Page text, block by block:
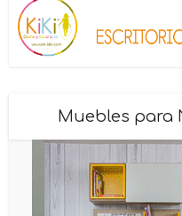
Muebles para